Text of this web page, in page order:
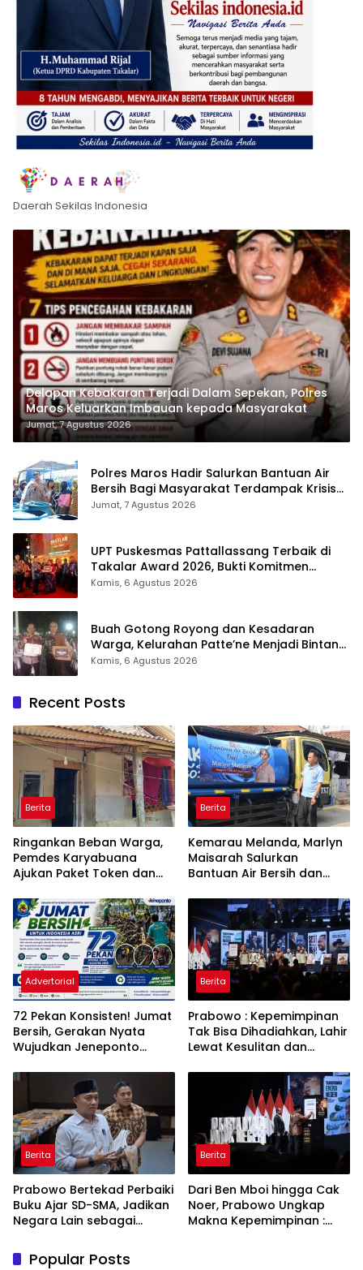
Daerah Sekilas Indonesia
Delapan Kebakaran Terjadi Dalam Sepekan, Polres
Maros Keluarkan Imbauan kepada Masyarakat
Jumat, 7 Agustus 2026
Polres Maros Hadir Salurkan Bantuan Air
Bersih Bagi Masyarakat Terdampak Krisis
Air Bersih Di Maros
Jumat, 7 Agustus 2026
UPT Puskesmas Pattallassang Terbaik di
Takalar Award 2026, Bukti Komitmen
Hadirkan Pelayanan Kesehatan Berkualitas
Kamis, 6 Agustus 2026
Buah Gotong Royong dan Kesadaran
Warga, Kelurahan Patte’ne Menjadi Bintang
Takalar Award 2026
Kamis, 6 Agustus 2026
Recent Posts
Berita
Ringankan Beban Warga,
Pemdes Karyabuana
Ajukan Paket Token dan
PLN
Berita
Kemarau Melanda, Marlyn
Maisarah Salurkan
Bantuan Air Bersih dan
Babakan Madang
Advertorial
72 Pekan Konsisten! Jumat
Bersih, Gerakan Nyata
Wujudkan Jeneponto
ASRI
Berita
Prabowo : Kepemimpinan
Tak Bisa Dihadiahkan, Lahir
Lewat Kesulitan dan
Berita
Prabowo Bertekad Perbaiki
Buku Ajar SD-SMA, Jadikan
Negara Lain sebagai
Berita
Dari Ben Mboi hingga Cak
Noer, Prabowo Ungkap
Makna Kepemimpinan :
Popular Posts